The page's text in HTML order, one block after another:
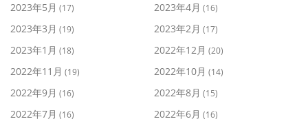
2023年5月 (17) 2023年4月 (16)
2023年3月 (19) 2023年2月 (17)
2023年1月 (18) 2022年12月 (20)
2022年11月 (19) 2022年10月 (14)
2022年9月 (16) 2022年8月 (15)
2022年7月 (16) 2022年6月 (16)